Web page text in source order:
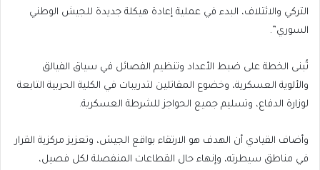
التركي والائتلاف، البدء في عملية إعادة هيكلة جديدة للجيش الوطني
السوري”.
تُبنى الخطة على ضبط الأعداد وتنظيم الفصائل في سياق الفيالق
والألوية العسكرية، وخضوع المقاتلين لتدريبات في الكلية الحربية التابعة
لوزارة الدفاع، وتسليم جميع الحواجز للشرطة العسكرية.
وأضاف القيادي أن الهدف هو الارتقاء بواقع الجيش، وتعزيز مركزية القرار
في مناطق سيطرته، وإنهاء حال القطاعات المنفصلة لكل فصيل،